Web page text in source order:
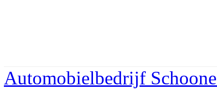
Automobielbedrijf